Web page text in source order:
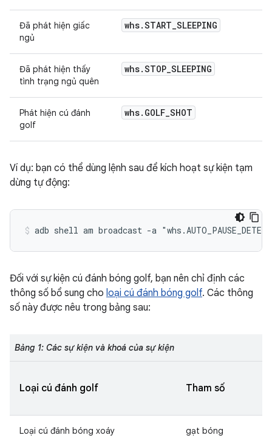
Đã phát hiện giấc
ngủ
whs.START_SLEEPING
Đã phát hiện thấy
tình trạng ngủ quên
whs.STOP_SLEEPING
Phát hiện cú đánh
golf
whs.GOLF_SHOT
Ví dụ: bạn có thể dùng lệnh sau để kích hoạt sự kiện tạm
dừng tự động:
Đối với sự kiện cú đánh bóng golf, bạn nên chỉ định các
thông số bổ sung cho loại cú đánh bóng golf. Các thông
số này được nêu trong bảng sau:
Bảng 1: Các sự kiện và khoá của sự kiện
Loại cú đánh golf Tham số
Loại cú đánh bóng xoáy gạt bóng